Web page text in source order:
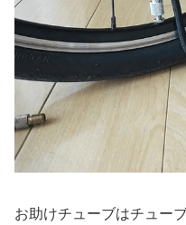
お助けチューブはチュー